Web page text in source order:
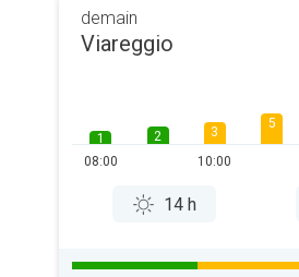
demain
Viareggio
1
08:00
2
3
10:00
5
14 h